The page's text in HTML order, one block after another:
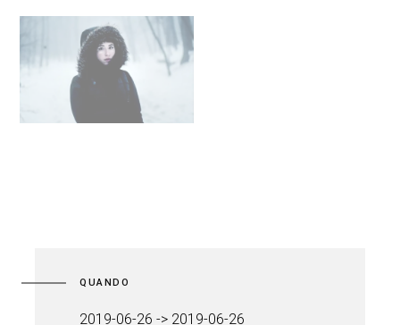
QUANDO
2019-06-26 -> 2019-06-26